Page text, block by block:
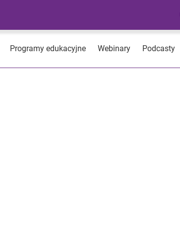
Programy edukacyjne Webinary Podcasty